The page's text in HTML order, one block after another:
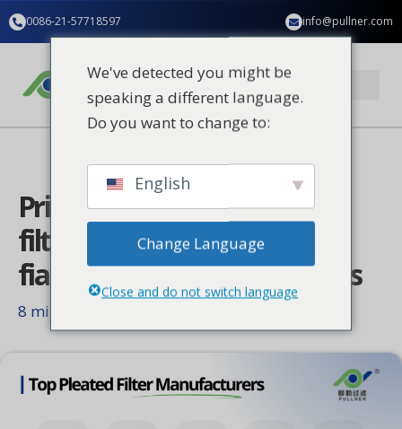
contenido
0086-21-57718597 info@pullner.com
Principales fabricantes de
filtros plisados | Fabricantes
fiables de cartuchos filtrantes
8 minutos de lectura
We've detected you might be
speaking a different language.
Do you want to change to:
English
Change Language
Close and do not switch language